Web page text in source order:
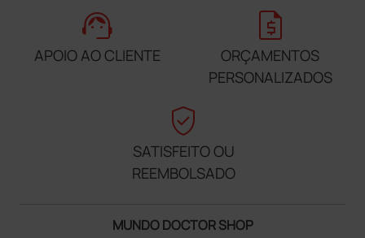
support_agent
APOIO AO CLIENTE
request_quote
ORÇAMENTOS
PERSONALIZADOS
verified_user
SATISFEITO OU
REEMBOLSADO
MUNDO DOCTOR SHOP